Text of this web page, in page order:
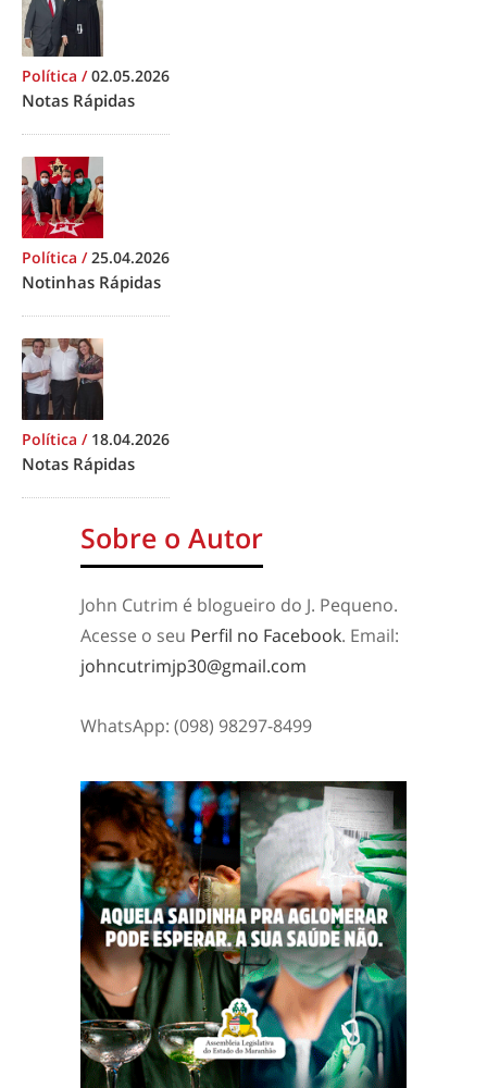
Política /02.05.2026
Notas Rápidas
Política /25.04.2026
Notinhas Rápidas
Política / 18.04.2026
Notas Rápidas
Sobre o Autor
John Cutrim é blogueiro do J. Pequeno.
Acesse o seu Perfil no Facebook. Email:
johncutrimjp30@gmail.com
WhatsApp: (098) 98297-8499